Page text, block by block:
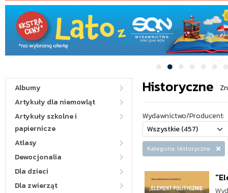
Albumy
Artykuły dla niemowląt
Artykuły szkolne i
papiernicze
Atlasy
Dewocjonalia
Dla dzieci
Dla zwierząt
Historyczne
Wydawnictwo/Producent:
Kategoria: Historyczne